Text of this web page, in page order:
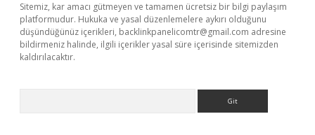
Sitemiz, kar amacı gütmeyen ve tamamen ücretsiz bir bilgi paylaşım
platformudur. Hukuka ve yasal düzenlemelere aykırı olduğunu
düşündüğünüz içerikleri, backlinkpanelicomtr@gmail.com adresine
bildirmeniz halinde, ilgili içerikler yasal süre içerisinde sitemizden
kaldırılacaktır.